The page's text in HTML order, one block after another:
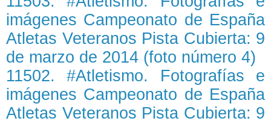
imágenes Campeonato de España
Atletas Veteranos Pista Cubierta: 9
de marzo de 2014 (foto número 4)
11502. #Atletismo. Fotografías e
imágenes Campeonato de España
Atletas Veteranos Pista Cubierta: 9